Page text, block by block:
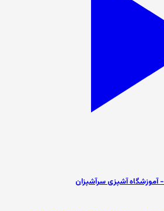
آموزشگاه آشپزی سرآشپزان